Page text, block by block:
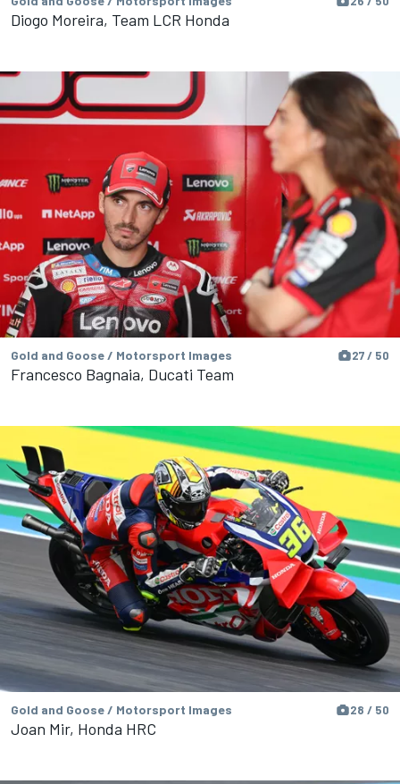
Diogo Moreira, Team LCR Honda
Gold and Goose / Motorsport Images 27 / 50
Francesco Bagnaia, Ducati Team
Gold and Goose / Motorsport Images 28 / 50
Joan Mir, Honda HRC